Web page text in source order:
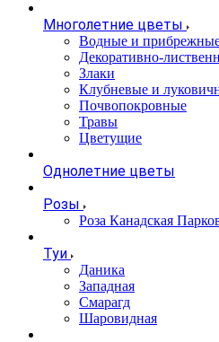
Многолетние цветы
Водные и
Декоративно-
Злаки
Клубневые и
Почвопокровные
Травы
Цветущие
Однолетние цветы
Розы
Роза Канадская
Туи
Даника
Западная
Смарагд
Шаровидная